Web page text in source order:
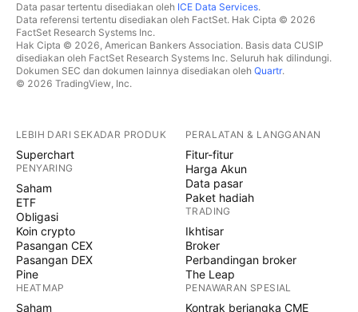
Data pasar tertentu disediakan oleh ICE Data Services.
Data referensi tertentu disediakan oleh FactSet. Hak Cipta © 2026
FactSet Research Systems Inc.
Hak Cipta © 2026, American Bankers Association. Basis data CUSIP
disediakan oleh FactSet Research Systems Inc. Seluruh hak dilindungi.
Dokumen SEC dan dokumen lainnya disediakan oleh Quartr.
© 2026 TradingView, Inc.
LEBIH DARI SEKADAR PRODUK
Superchart
PENYARING
Saham
ETF
Obligasi
Koin crypto
Pasangan CEX
Pasangan DEX
Pine
HEATMAP
Saham
PERALATAN & LANGGANAN
Fitur-fitur
Harga Akun
Data pasar
Paket hadiah
TRADING
Ikhtisar
Broker
Perbandingan broker
The Leap
PENAWARAN SPESIAL
Kontrak berjangka CME